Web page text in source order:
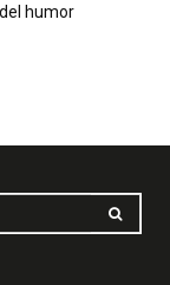
humor